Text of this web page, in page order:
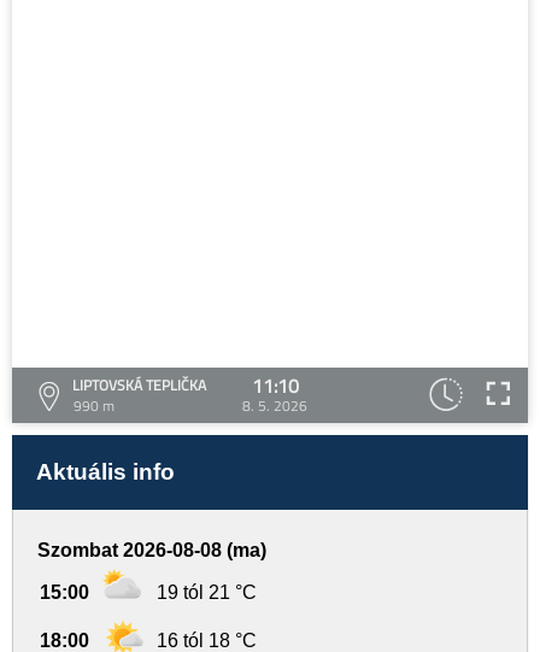
LIPTOVSKÁ TEPLIČKA
990 m
11:10
8. 5. 2026
Aktuális info
Szombat 2026-08-08 (ma)
15:00 19 tól 21 °C
18:00 16 tól 18 °C